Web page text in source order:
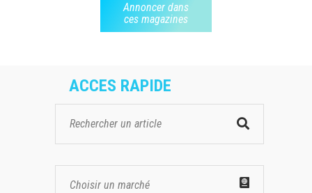
Annoncer dans
ces magazines
ACCES RAPIDE
Choisir un marché